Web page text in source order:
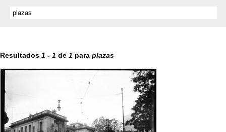
Resultados 1 - 1 de 1 para plazas